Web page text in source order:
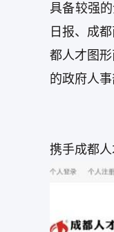
具备较强
日报、成
都人才图
的政府人
携手成都